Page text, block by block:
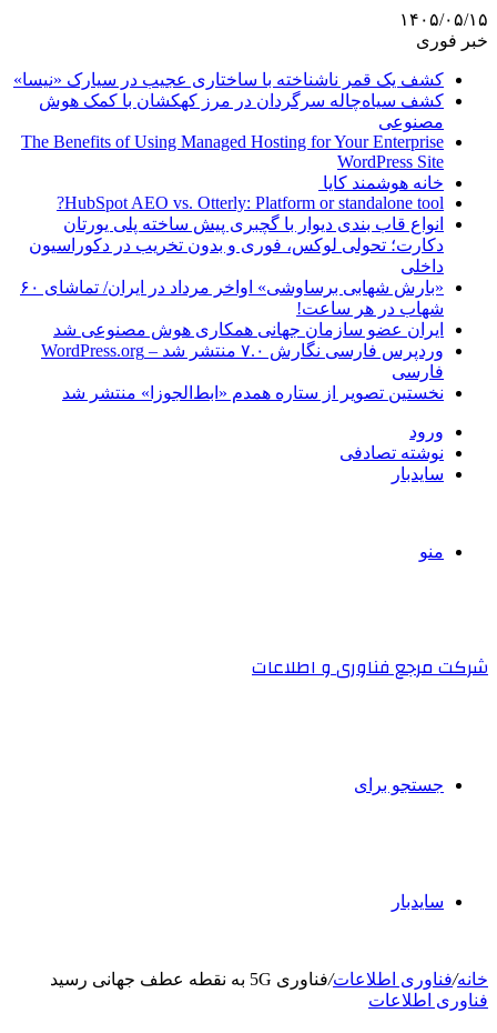
۱۴۰۵/۰۵/۱۵
خبر فوری
کشف یک قمر ناشناخته با ساختاری عجیب در سیارک «نیسا»
کشف سیاه‌چاله سرگردان در مرز کهکشان با کمک هوش
مصنوعی
The Benefits of Using Managed Hosting for Your Enterprise
WordPress Site
خانه هوشمند کایا
HubSpot AEO vs. Otterly: Platform or standalone tool?
انواع قاب بندی دیوار با گچبری پیش ساخته پلی یورتان
دکارت؛ تحولی لوکس، فوری و بدون تخریب در دکوراسیون
داخلی
«بارش شهابی برساوشی» اواخر مرداد در ایران/ تماشای ۶۰
شهاب در هر ساعت!
ایران عضو سازمان جهانی همکاری هوش مصنوعی شد
وردپرس فارسی نگارش ۷.۰ منتشر شد – WordPress.org
فارسی
نخستین تصویر از ستاره همدم «ابط‌الجوزا» منتشر شد
ورود
نوشته تصادفی
سایدبار
منو
شرکت مرجع فناوری و اطلاعات
جستجو برای
سایدبار
خانه/فناوری اطلاعات/فناوری 5G به نقطه عطف جهانی رسید
فناوری اطلاعات